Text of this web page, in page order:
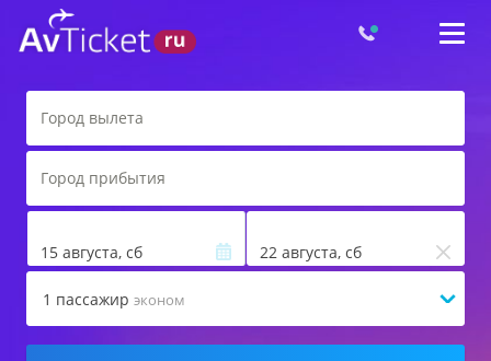
15 августа, сб 22 августа, сб
1 пассажир эконом